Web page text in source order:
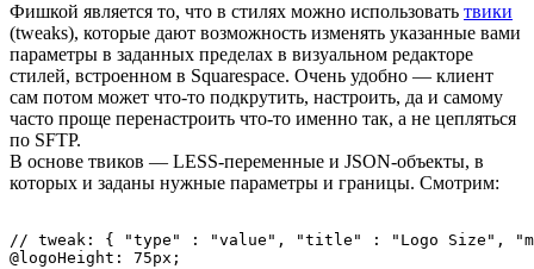
Фишкой является то, что в стилях можно использовать твики
(tweaks), которые дают возможность изменять указанные вами
параметры в заданных пределах в визуальном редакторе
стилей, встроенном в Squarespace. Очень удобно — клиент
сам потом может что-то подкрутить, настроить, да и самому
часто проще перенастроить что-то именно так, а не цепляться
по SFTP.
В основе твиков — LESS-переменные и JSON-объекты, в
которых и заданы нужные параметры и границы. Смотрим:
// tweak: { "type" : "value", "title" : "Logo Size",
@logoHeight: 75px;